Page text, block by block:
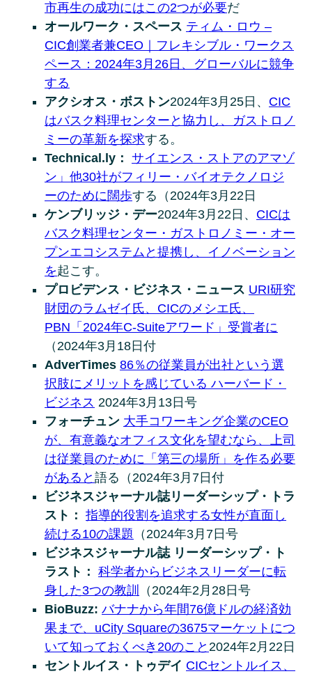
市再生の成功にはこの2つが必要だ
オールワーク・スペース ティム・ロウ –
CIC創業者兼CEO｜フレキシブル・ワークス
ペース：2024年3月26日、グローバルに競争
する
アクシオス・ボストン2024年3月25日、 CIC
はバスク料理センターと協力し、ガストロノ
ミーの革新を探求する。
Technical.ly： サイエンス・ストアのアマゾ
ン」他30社がフィリー・バイオテクノロジ
ーのために闊歩する（2024年3月22日
ケンブリッジ・デー2024年3月22日、 CICは
バスク料理センター・ガストロノミー・オー
プンエコシステムと提携し、イノベーション
を起こす。
プロビデンス・ビジネス・ニュース URI研究
財団のラムゼイ氏、CICのメシエ氏、
PBN「2024年C-Suiteアワード」受賞者に
（2024年3月18日付
AdverTimes 86％の従業員が出社という選
択肢にメリットを感じている ハーバード・
ビジネス 2024年3月13日号
フォーチュン 大手コワーキング企業のCEO
が、有意義なオフィス文化を望むなら、上司
は従業員のために「第三の場所」を作る必要
があると 語る（2024年3月7日付
ビジネスジャーナル誌リーダーシップ・トラ
スト： 指導的役割を追求する女性が直面し
続ける10の課題 （2024年3月7日号
ビジネスジャーナル誌 リーダーシップ・ト
ラスト： 科学者からビジネスリーダーに転
身した3つの教訓
（2024年2月28日号
BioBuzz: バナナから年間76億ドルの経済効
果まで、uCity Squareの3675マーケットにつ
いて知っておくべき20のこと 2024年2月22日
セントルイス・トゥデイ CICセントルイス、